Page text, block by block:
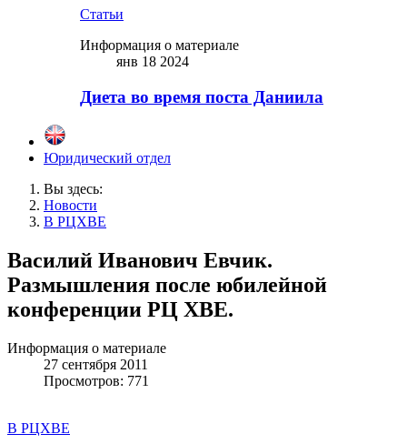
Статьи
Информация о материале
янв 18 2024
Диета во время поста Даниила
Юридический отдел
Вы здесь:
Новости
В РЦХВЕ
Василий Иванович Евчик.
Размышления после юбилейной
конференции РЦ ХВЕ.
Информация о материале
27 сентября 2011
Просмотров: 771
В РЦХВЕ